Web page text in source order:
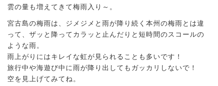
雲の量も増えてきて梅雨入り～。
宮古島の梅雨は、ジメジメと雨が降り続く本州の梅雨とは違
って、ザッと降ってカラッと止んだりと短時間のスコールの
ような雨。
雨上がりにはキレイな虹が見られることも多いです！
旅行中や海遊び中に雨が降り出してもガッカリしないで！
空を見上げてみてね。